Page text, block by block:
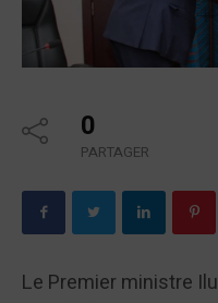
0
PARTAGER
Le Premier ministre